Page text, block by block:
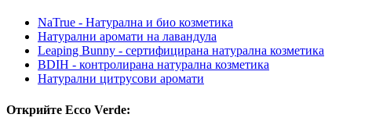
NaTrue - Натурална и био козметика
Натурални аромати на лавандула
Leaping Bunny - сертифицирана натурална козметика
BDIH - контролирана натурална козметика
Натурални цитрусови аромати
Открийте Ecco Verde: